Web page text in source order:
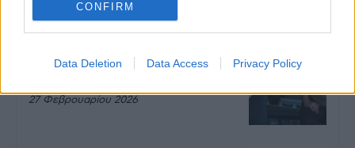
CONFIRM
Data Deletion Data Access Privacy Policy
Μεταπροπονητική πείνα: Ο λόγος
που θέλεις να καταβροχθίσεις τα
27 Φεβρουαρίου 2026